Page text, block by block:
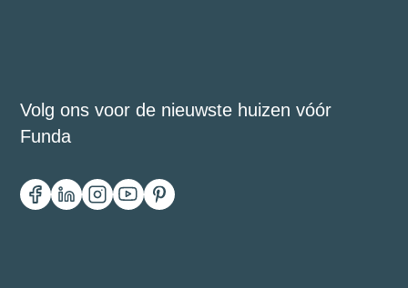
Volg ons voor de nieuwste huizen vóór
Funda